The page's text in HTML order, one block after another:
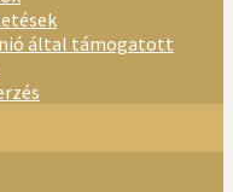
által támogatott